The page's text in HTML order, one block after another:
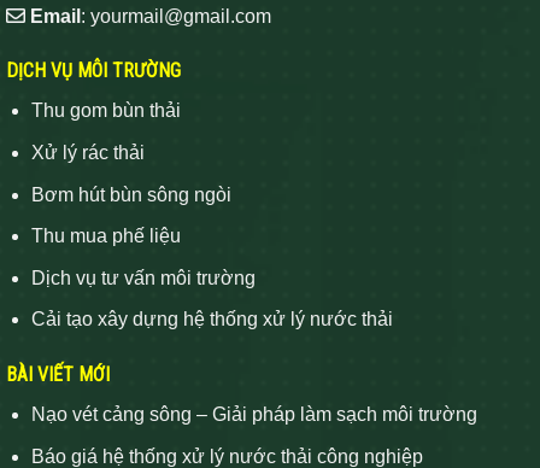
Email : yourmail@gmail.com
DỊCH VỤ MÔI TRƯỜNG
Thu gom bùn thải
Xử lý rác thải
Bơm hút bùn sông ngòi
Thu mua phế liệu
Dịch vụ tư vấn môi trường
Cải tạo xây dựng hệ thống xử lý nước thải
BÀI VIẾT MỚI
Nạo vét cảng sông – Giải pháp làm sạch môi trường
Báo giá hệ thống xử lý nước thải công nghiệp